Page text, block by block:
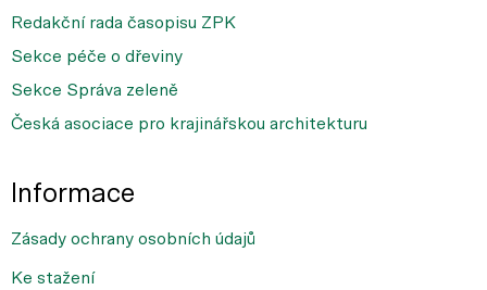
Informace
Zásady ochrany osobních údajů
Ke stažení
Redakční rada časopisu ZPK
Sekce péče o dřeviny
Sekce Správa zeleně
Česká asociace pro krajinářskou architekturu